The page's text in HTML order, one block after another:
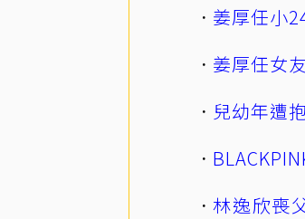
姜厚任小
姜厚任女
兒幼年遭
林逸欣喪